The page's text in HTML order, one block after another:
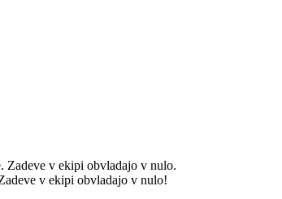
v ekipi obvladajo v nulo!